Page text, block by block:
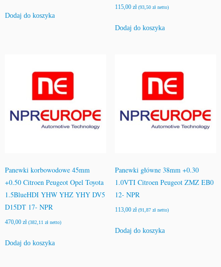
Dodaj do koszyka
115,00 zł (93,50 złnetto)
Dodaj do koszyka
Panewki korbowodowe 45mm
+0.50 Citroen Peugeot Opel Toyota
1.5BlueHDI YHW YHZ YHY DV5
D15DT 17- NPR
470,00 zł (382,11 zł netto)
Dodaj do koszyka
Panewki główne 38mm +0.30
1.0VTI Citroen Peugeot ZMZ EB0
12- NPR
113,00 zł (91,87 złnetto)
Dodaj do koszyka